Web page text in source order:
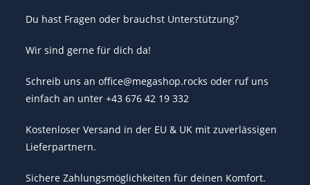
Du hast Fragen oder brauchst Unterstützung?
Wir sind gerne für dich da!
Schreib uns an office@megashop.rocks oder ruf uns
einfach an unter +43 676 42 19 332
Kostenloser Versand in der EU & UK mit zuverlässigen
Lieferpartnern.
Sichere Zahlungsmöglichkeiten für deinen Komfort.